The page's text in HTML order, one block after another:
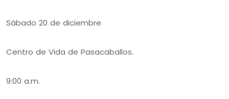
Sábado 20 de diciembre
Centro de Vida de Pasacaballos.
9:00 a.m.